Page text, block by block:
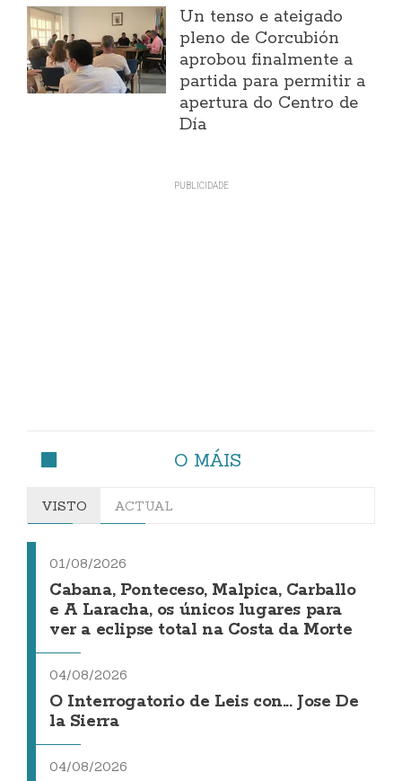
Un tenso e ateigado
pleno de Corcubión
aprobou finalmente a
partida para permitir a
apertura do Centro de
Día
O MÁIS
VISTO ACTUAL
01/08/2026
Cabana, Ponteceso, Malpica, Carballo
e A Laracha, os únicos lugares para
ver a eclipse total na Costa da Morte
04/08/2026
O Interrogatorio de Leis con... Jose De
la Sierra
04/08/2026